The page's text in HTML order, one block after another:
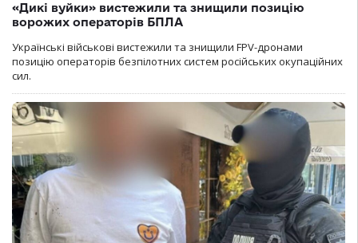
«Дикі вуйки» вистежили та знищили позицію
ворожих операторів БПЛА
Українські військові вистежили та знищили FPV-дронами
позицію операторів безпілотних систем російських окупаційних
сил.